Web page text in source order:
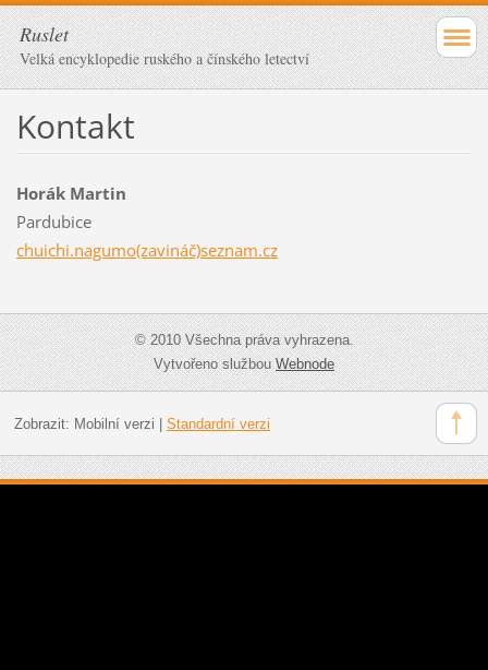
Ruslet
Velká encyklopedie ruského a čínského letectví
Kontakt
Horák Martin
Pardubice
chuichi.nagumo(zavináč)seznam.cz
© 2010 Všechna práva vyhrazena.
Vytvořeno službouWebnode
Zobrazit: Mobilní verzi Standardní verzi